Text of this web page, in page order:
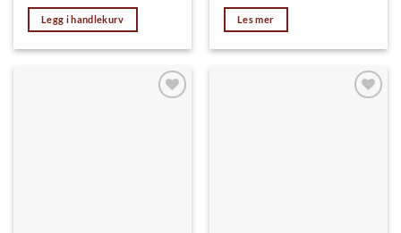
Legg i handlekurv Les mer